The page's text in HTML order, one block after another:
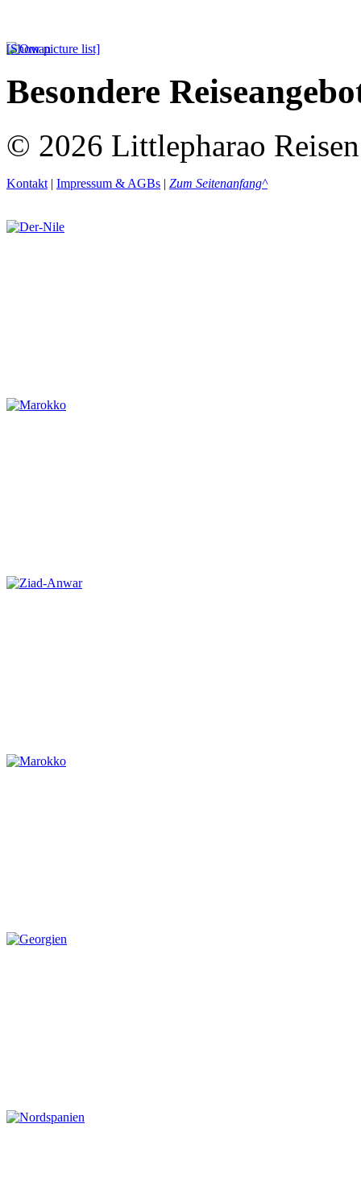
[Show picture list]
Besondere
© 2026 Littlepharao Reisen
Kontakt | Impressum & AGBs | Zum Seitenanfang^